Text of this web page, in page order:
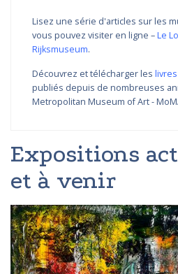
Lisez une série d'articles sur les
vous pouvez visiter en ligne –Le
Rijksmuseum.
Découvrez et télécharger les
publiés depuis de nombreuses
Metropolitan Museum of Art -
Expositions
et à venir